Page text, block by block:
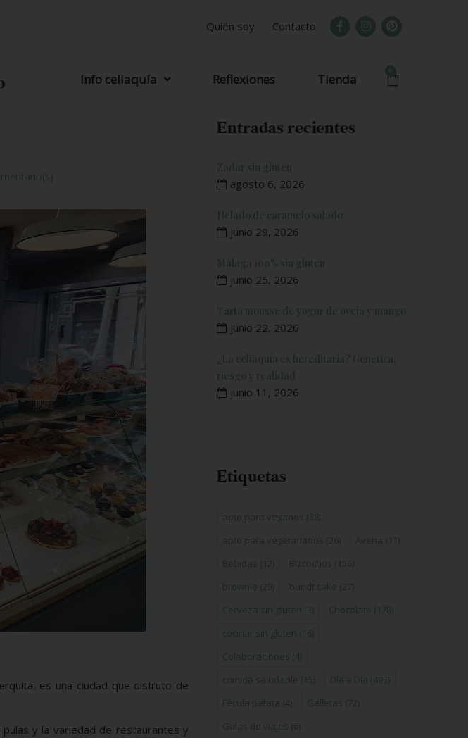
Quién soy Contacto
Info celiaquía Reflexiones Tienda
es una ciudad que disfruto de
y la variedad de restaurantes y
Entradas recientes
Zadar sin gluten
agosto 6, 2026
Helado de caramelo salado
junio 29, 2026
Málaga 100% sin gluten
junio 25, 2026
Tarta mousse de yogur de oveja y mango
junio 22, 2026
¿La celiaquía es hereditaria? Genética,
riesgo y realidad
junio 11, 2026
Etiquetas
apto para veganos (38)
apto para vegetarianos (26) Avena (11)
Bebidas (12) Bizcochos (156)
brownie (29) bundt cake (27)
Cerveza sin gluten (3) Chocolate (178)
cocinar sin gluten (16)
Colaboraciones (4)
comida saludable (15) Día a Día (493)
Fécula patata (4) Galletas (72)
Guías de viajes (6)